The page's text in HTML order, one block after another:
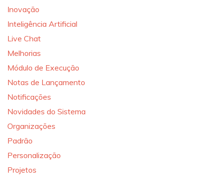
Inovação
Inteligência Artificial
Live Chat
Melhorias
Módulo de Execução
Notas de Lançamento
Notificações
Novidades do Sistema
Organizações
Padrão
Personalização
Projetos